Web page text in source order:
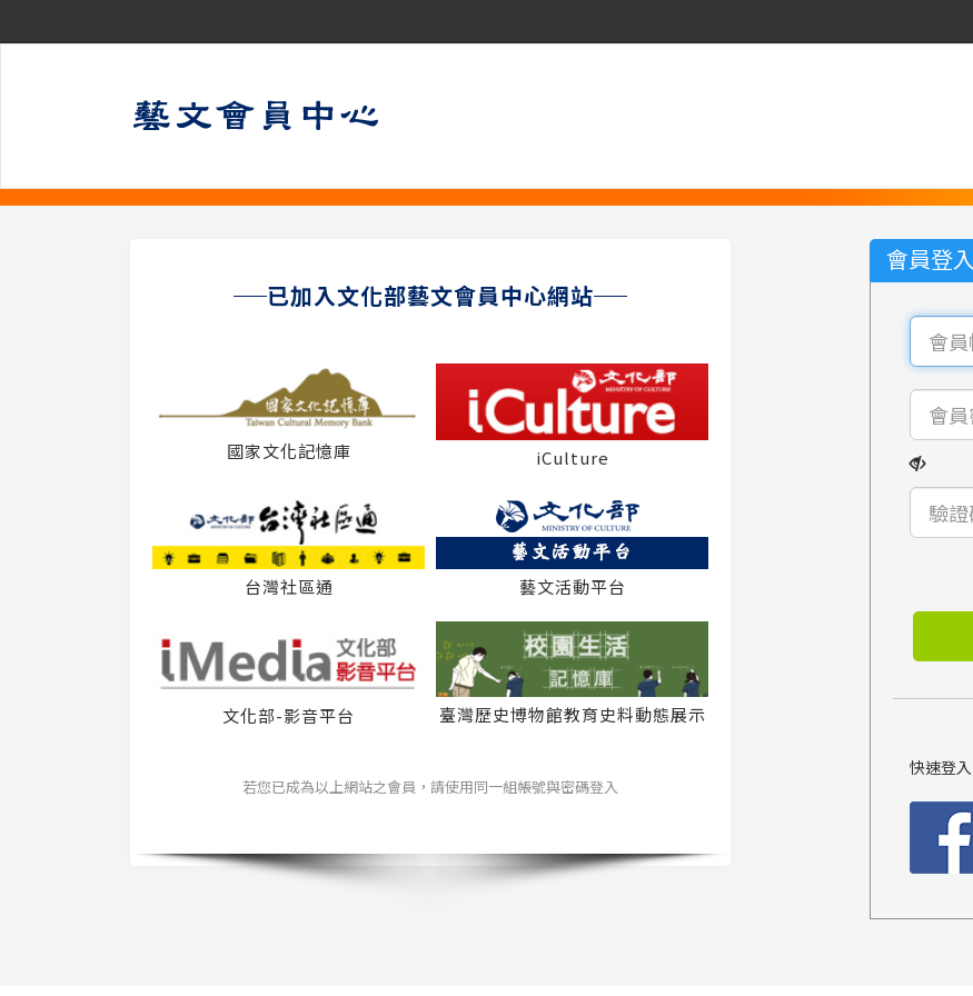
會員登入
快速登入
已加入文化部藝文會員中心網站
國家文化記憶庫 iCulture
台灣社區通 藝文活動平台
文化部-影音平台
臺灣歷史博物館教育史料動態展示
若您已成為以上網站之會員，請使用同一組帳號與密碼登入